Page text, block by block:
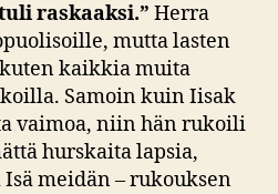
raskaaksi.” Herra
mutta lasten
kaikkia muita
Samoin kuin Iisak
vaimoa, niin hän rukoili
hurskaita lapsia,
meidän – rukouksen